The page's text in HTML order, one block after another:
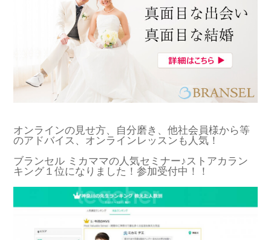
オンラインの見せ方、自分磨き、他社会員様から等
のアドバイス、オンラインレッスンも人気！
ブランセル ミカママの人気セミナー♪ストアカラン
キング１位になりました！参加受付中！！